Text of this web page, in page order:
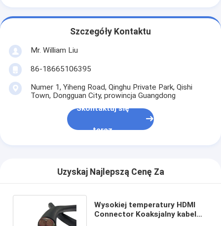
Szczegóły Kontaktu
Mr. William Liu
86-18665106395
Numer 1, Yiheng Road, Qinghu Private Park, Qishi
Town, Dongguan City, prowincja Guangdong
Skontaktuj się
teraz
Uzyskaj Najlepszą Cenę Za
Wysokiej temperatury HDMI
Connector Koaksjalny kabel